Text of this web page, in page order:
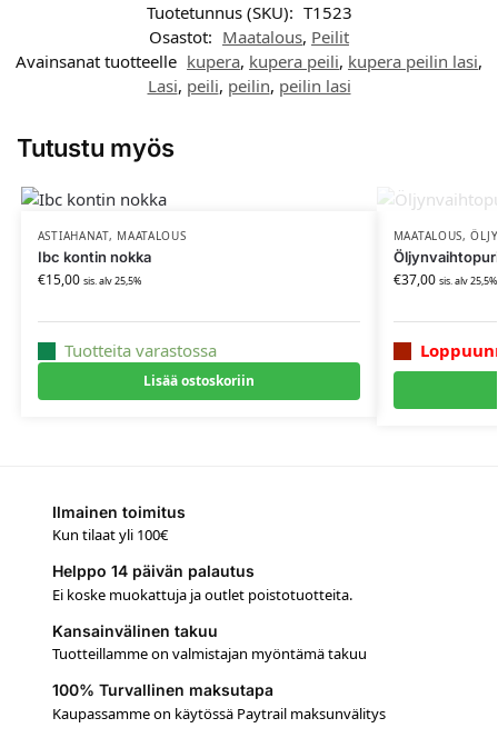
Tuotetunnus (SKU): T1523
Osastot: Maatalous, Peilit
Avainsanat tuotteelle kupera, kupera peili, kupera peilin lasi,
Lasi, peili, peilin, peilin lasi
Tutustu myös
ASTIAHANAT, MAATALOUS
Ibc kontin nokka
€15,00 sis. alv 25,5%
Tuotteita varastossa
Lisää ostoskoriin
MAATALOUS,
€37,00 sis. alv 25,5%
Ilmainen toimitus
Kun tilaat yli 100€
Helppo 14 päivän palautus
Ei koske muokattuja ja outlet poistotuotteita.
Kansainvälinen takuu
Tuotteillamme on valmistajan myöntämä takuu
100% Turvallinen maksutapa
Kaupassamme on käytössä Paytrail maksunvälitys